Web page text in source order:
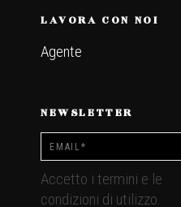
LAVORA CON NOI
Agente
NEWSLETTER
Accetto i termini e le
condizioni di utilizzo.